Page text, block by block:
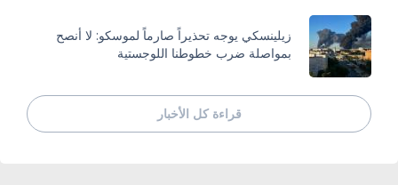
زيلينسكي يوجه تحذيراً صارماً لموسكو: لا أنصح
بمواصلة ضرب خطوطنا اللوجستية
قراءة كل الأخبار